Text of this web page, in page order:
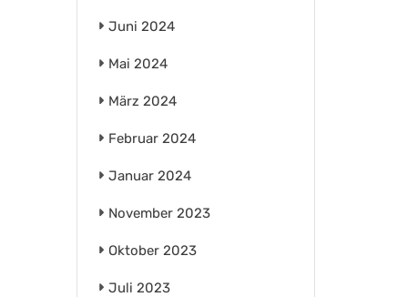
Juni 2024
Mai 2024
März 2024
Februar 2024
Januar 2024
November 2023
Oktober 2023
Juli 2023